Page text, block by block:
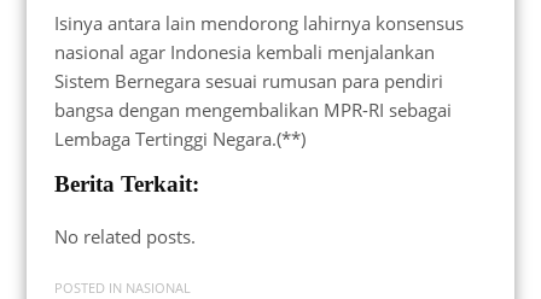
Isinya antara lain mendorong lahirnya konsensus
nasional agar Indonesia kembali menjalankan
Sistem Bernegara sesuai rumusan para pendiri
bangsa dengan mengembalikan MPR-RI sebagai
Lembaga Tertinggi Negara.(**)
Berita Terkait:
No related posts.
POSTED IN NASIONAL